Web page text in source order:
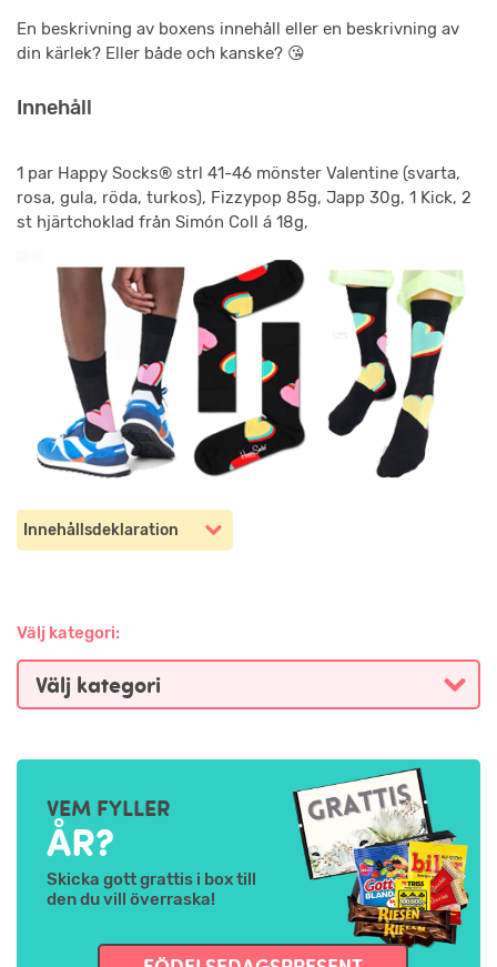
En beskrivning av boxens innehåll eller en beskrivning av
din kärlek? Eller både och kanske? 😘
Innehåll
1 par Happy Socks® strl 41-46 mönster Valentine (svarta,
rosa, gula, röda, turkos), Fizzypop 85g, Japp 30g, 1 Kick, 2
st hjärtchoklad från Simón Coll á 18g,
Innehållsdeklaration
Välj kategori:
VEM FYLLER
ÅR?
Skicka gott grattis i box till
den du vill överraska!